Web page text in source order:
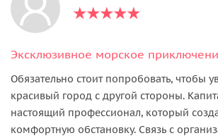
Обязательно стоит попробовать, чтобы
красивый город с другой стороны.
настоящий профессионал, который
комфортную обстановку. Связь с